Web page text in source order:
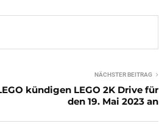
NÄCHSTER BEITRAG
kündigen LEGO 2K Drive für
den 19. Mai 2023 an